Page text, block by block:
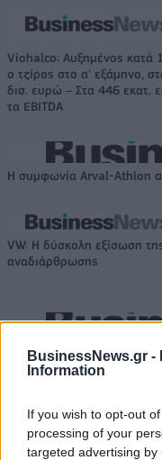
BusinessNews.gr -
Information
If you wish to opt-out
processing of your
targeted advertising
Viohalco: Αυξημένος κατά
ο τζίρος στο α' εξάμηνο,
δισ. ευρώ – Στα 446 εκατ.
τα EBITDA
Η συμφωνία Arval-Athlon
VW: Η δύσκολη εξίσωση
αναδιάρθρωσης
Alpha Bank: Για πρώτη
πύλες του σε όλους
ESG Report 2025: Πώς η
βιωσιμότητα σε